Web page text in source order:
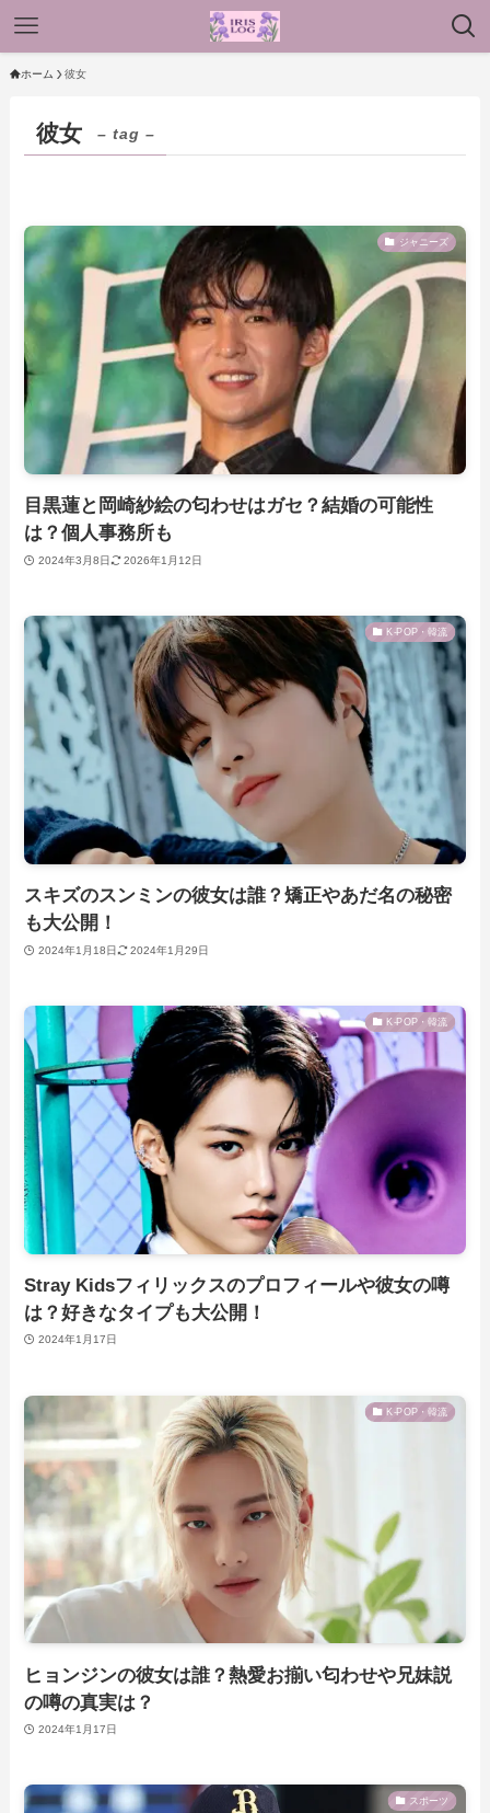
ホーム 彼女
彼女 – tag –
ジャニーズ
目黒蓮と岡崎紗絵の匂わせはガセ？結婚の可能性
は？個人事務所も
2024年3月8日 2026年1月12日
K-POP・韓流
スキズのスンミンの彼女は誰？矯正やあだ名の秘密
も大公開！
2024年1月18日 2024年1月29日
K-POP・韓流
Stray Kidsフィリックスのプロフィールや彼女の噂
は？好きなタイプも大公開！
2024年1月17日
K-POP・韓流
ヒョンジンの彼女は誰？熱愛お揃い匂わせや兄妹説
の噂の真実は？
2024年1月17日
スポーツ